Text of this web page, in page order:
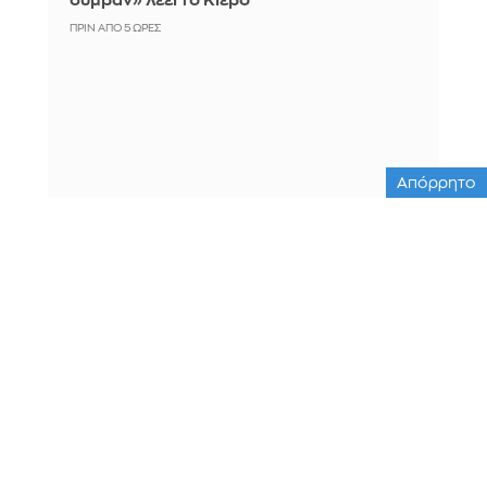
ΠΡΙΝ ΑΠΌ 5 ΏΡΕΣ
Απόρρητο